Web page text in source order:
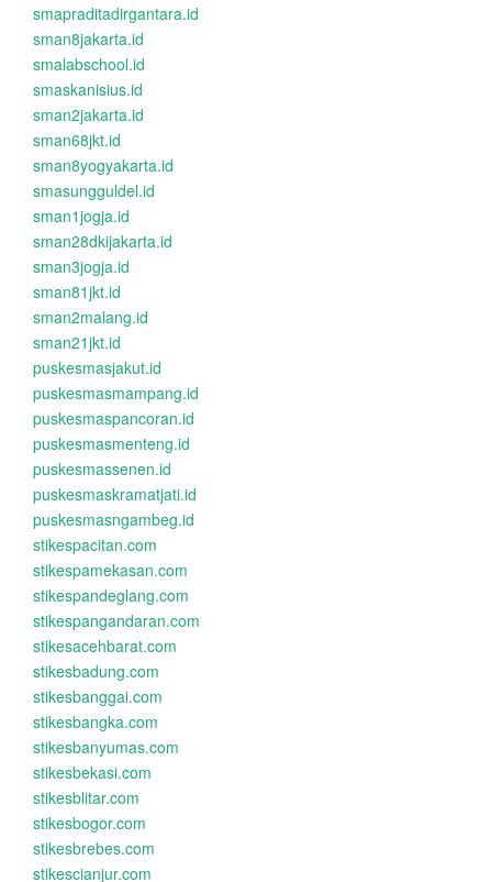
smapraditadirgantara.id
sman8jakarta.id
smalabschool.id
smaskanisius.id
sman2jakarta.id
sman68jkt.id
sman8yogyakarta.id
smasungguldel.id
sman1jogja.id
sman28dkijakarta.id
sman3jogja.id
sman81jkt.id
sman2malang.id
sman21jkt.id
puskesmasjakut.id
puskesmasmampang.id
puskesmaspancoran.id
puskesmasmenteng.id
puskesmassenen.id
puskesmaskramatjati.id
puskesmasngambeg.id
stikespacitan.com
stikespamekasan.com
stikespandeglang.com
stikespangandaran.com
stikesacehbarat.com
stikesbadung.com
stikesbanggai.com
stikesbangka.com
stikesbanyumas.com
stikesbekasi.com
stikesblitar.com
stikesbogor.com
stikesbrebes.com
stikescianjur.com